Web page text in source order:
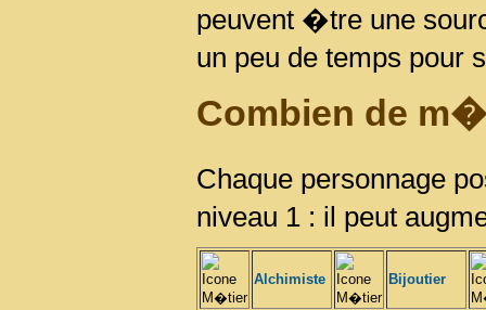
peuvent �tre une
un peu de temps pour
Combien de
Chaque personnage
niveau 1 : il peut
Alchimiste Bijoutier